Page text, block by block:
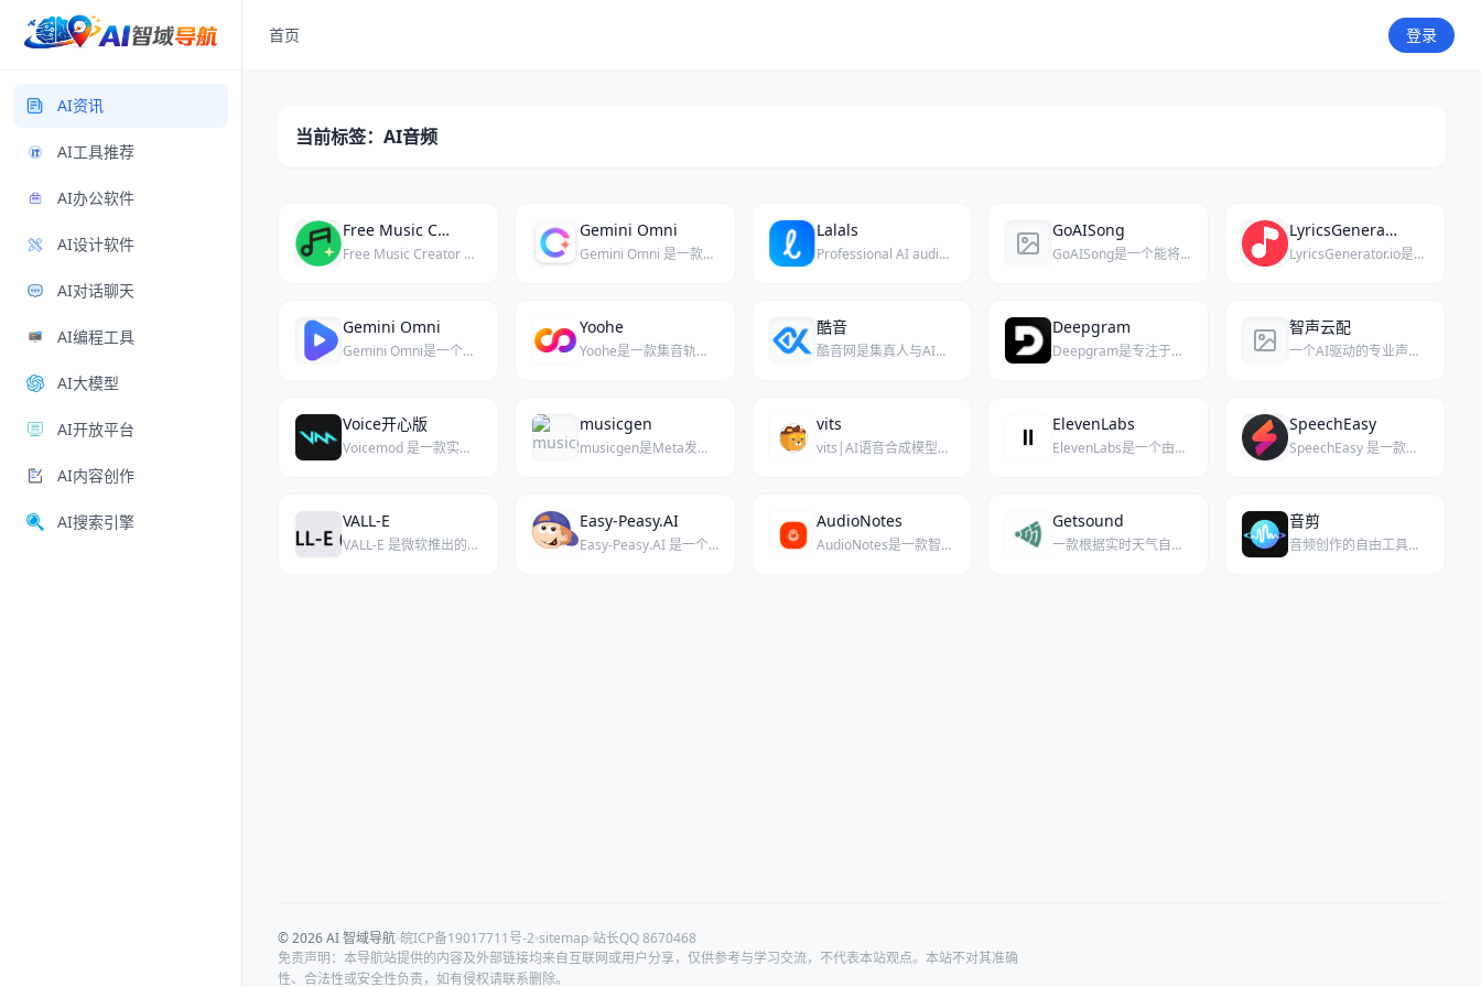
AI资讯
AI工具推荐
AI办公软件
AI设计软件
AI对话聊天
AI编程工具
AI大模型
AI开放平台
AI内容创作
AI搜索引擎
首页 登录
当前标签：AI音频
Free Music Creator AI
Free Music Creator AI 是一个通过文本、歌词或创意描述快速生成免版税音乐的在线 AI 工具。
Gemini Omni
Gemini Omni 是一款多模态 AI 视频生成器，能直接创作包含原生同步音频的 4K 高清视频片段。
Lalals
Professional AI audio suite for voice cloning, music generation, and vocal processing, offering studio‑grade tools for creators.
GoAISong
GoAISong是一个能将创意快速转化为完整录音室级歌曲的AI工作空间，几分钟内即可生成高品质音乐。
LyricsGenerator.io
LyricsGenerator.io是一个AI音乐创作平台，可免费生成多语言歌词并将歌词或文本提示转化为完整歌曲，含人声、旋律与伴奏。
Gemini Omni
Gemini Omni是一个从单一提示词生成视频、图像和同步音频的统一AI工作空间。
Yoohe
Yoohe是一款集音轨分离、MIDI转换与歌声转换于一体的AI音乐工作室，为音乐创作提供强大支持。
酷音
酷音网是集真人与AI配音、视频制作、音乐创作、策划推广于一体的音视频交易服务平台。
Deepgram
Deepgram是专注于提供高精度语音识别与AI语音处理API的开发者平台，新用户注册即赠200美金API额度。
智声云配
一个AI驱动的专业声音创作平台，提供声音克隆、TTS文本转语音及音频编辑服务。
Voice开心版
Voicemod 是一款实时的 AI 变声器与音乐生成工具，为聊天、游戏和直播提供丰富的音效体验。
musicgen
musicgen是Meta发布的一款简单可控的开源AI音乐生成模型。
vits
vits|AI语音合成模型库是一个专注于VITS语音合成技术的资源平台。
ElevenLabs
ElevenLabs是一个由AI驱动的在线语音合成平台，提供极其逼真的多语言配音服务。
SpeechEasy
SpeechEasy 是一款能将文本转为清晰流畅音频的 AI 语音合成工具。
VALL-E
VALL-E 是微软推出的一款零样本声音克隆 AI 工具，仅需 3 秒参考音频即可生成高度逼真的人声。
Easy-Peasy.AI
Easy-Peasy.AI 是一个集 AI 写作、绘画和音频转录于一体的综合创作工具平台。
AudioNotes
AudioNotes是一款智能音频笔记应用，利用人工智能技术将您的音频内容实时转化为可编辑、可搜索的文字。
Getsound
一款根据实时天气自动生成个性化环境音景的AI应用。
音剪
音频创作的自由工具，让每一剪都充满灵感与便捷。
© 2026 AI 智域导航 皖ICP备19017711号-2 sitemap 站长QQ 8670468
免责声明：本导航站提供的内容及外部链接均来自互联网或用户分享，仅供参考与学习交流，不代表本站观点。本站不对其准确
性、合法性或安全性负责，如有侵权请联系删除。